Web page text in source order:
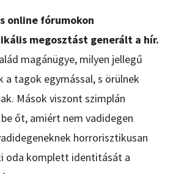
online fórumokon
megosztást generált a hír.
magánügye, milyen jellegű
a tagok egymással, s örülnek
Mások viszont szimplán
őt, amiért nem vadidegen
horrorisztikusan
oda komplett identitását a